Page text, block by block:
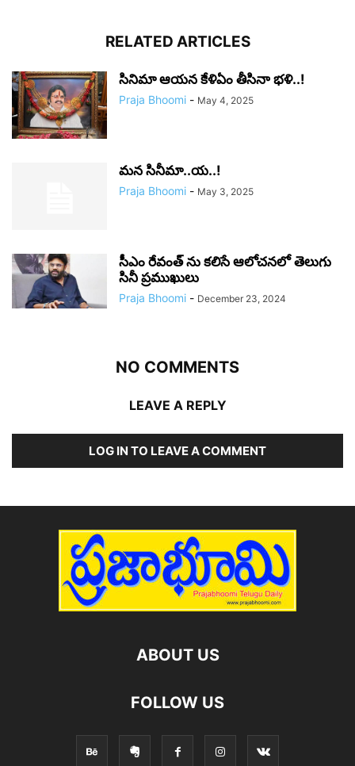
RELATED ARTICLES
సినిమా ఆయన కేళిఏం తీసినా భళి..!
Praja Bhoomi - May 4, 2025
మన సినీమా..య..!
Praja Bhoomi - May 3, 2025
సీఎం రేవంత్‌ ను కలిసే ఆలోచనలో తెలుగు
సినీ ప్రముఖులు
Praja Bhoomi - December 23, 2024
NO COMMENTS
LEAVE A REPLY
LOG IN TO LEAVE A COMMENT
ABOUT US
FOLLOW US